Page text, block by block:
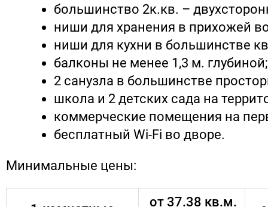
большинство 2к.кв. –
ниши для хранения в прихожей
ниши для кухни в большинстве
балконы не менее 1,3 м. глубиной;
2 санузла в большинстве
школа и 2 детских сада на
коммерческие помещения на
бесплатный Wi‐Fi во дворе.
Минимальные цены:
от 37.38 кв.м.